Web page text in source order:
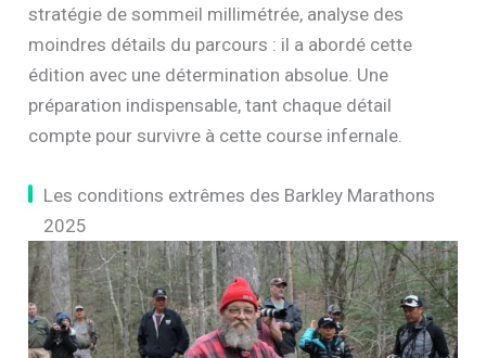
stratégie de sommeil millimétrée, analyse des
moindres détails du parcours : il a abordé cette
édition avec une détermination absolue. Une
préparation indispensable, tant chaque détail
compte pour survivre à cette course infernale.
Les conditions extrêmes des Barkley Marathons
2025